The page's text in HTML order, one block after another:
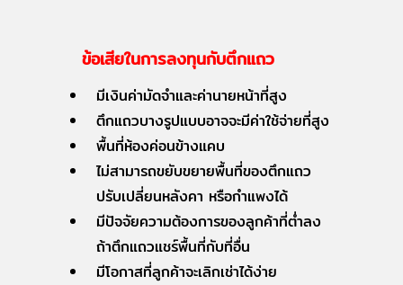
ข้อเสียในการลงทุนกับตึกแถว
มีเงินค่ามัดจำและค่านายหน้าที่สูง
ตึกแถวบางรูปแบบอาจจะมีค่าใช้จ่ายที่สูง
พื้นที่ห้องค่อนข้างแคบ
ไม่สามารถขยับขยายพื้นที่ของตึกแถว
ปรับเปลี่ยนหลังคา หรือกำแพงได้
มีปัจจัยความต้องการของลูกค้าที่ต่ำลง
ถ้าตึกแถวแชร์พื้นที่กับที่อื่น
มีโอกาสที่ลูกค้าจะเลิกเช่าได้ง่าย